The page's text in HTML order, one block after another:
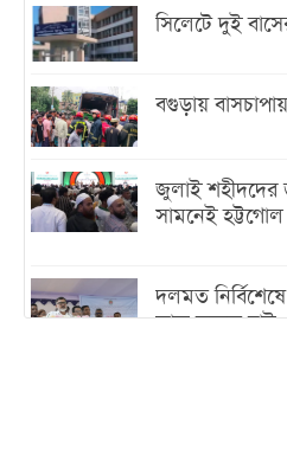
সিলেটে দুই
বগুড়ায়
জুলাই শহীদদের
সামনেই হট্টগোল
দলমত
কাজ করতে চাই